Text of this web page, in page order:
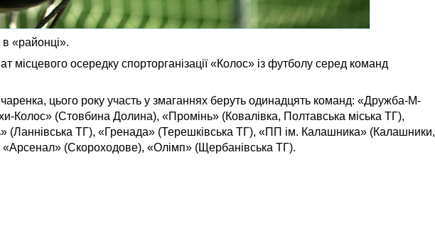
«районці».
осередку спорторганізації «Колос» із футболу серед команд
цього року участь у змаганнях беруть одинадцять команд: «Дружба-М-
Колос» (Стовбина Долина), «Промінь» (Ковалівка, Полтавська міська ТГ),
ТГ), «Гренада» (Терешківська ТГ), «ПП ім. Калашника» (Калашники,
(Скороходове), «Олімп» (Щербанівська ТГ).